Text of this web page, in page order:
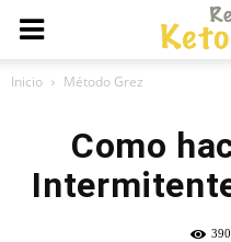
Inicio Método Grez
Como